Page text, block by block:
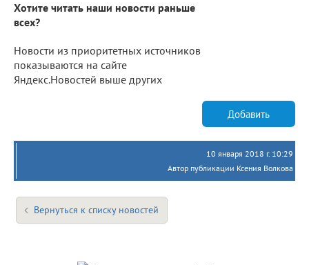
Хотите читать наши новости раньше
всех?
Новости из приоритетных источников
показываются на сайте
Яндекс.Новостей выше других
Добавить
10 января 2018 г. 10:29
Автор публикации Ксения Волкова
Вернуться к списку новостей